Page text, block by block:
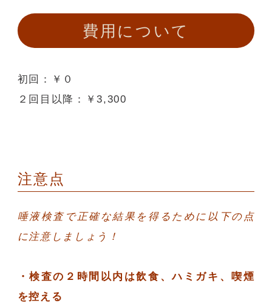
費用について
初回：￥０
２回目以降：￥3,300
注意点
唾液検査で正確な結果を得るために以下の点
に注意しましょう！
・検査の２時間以内は飲食、ハミガキ、喫煙
を控える